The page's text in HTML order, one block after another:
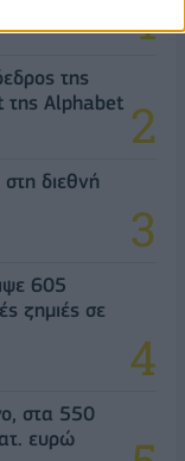
της
της Alphabet
διεθνή
605
ζημιές σε
στα 550
ευρώ